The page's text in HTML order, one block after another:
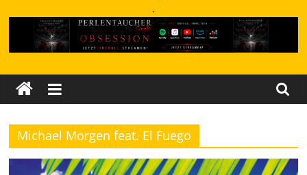
SchlagerMAGazinOnline
.
Michael Morgen feat. El Fuego